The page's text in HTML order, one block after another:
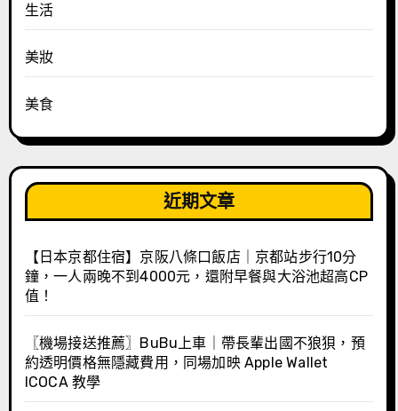
生活
美妝
美食
近期文章
【日本京都住宿】京阪八條口飯店｜京都站步行10分
鐘，一人兩晚不到4000元，還附早餐與大浴池超高CP
值！
〖機場接送推薦〗BuBu上車｜帶長輩出國不狼狽，預
約透明價格無隱藏費用，同場加映 Apple Wallet
ICOCA 教學